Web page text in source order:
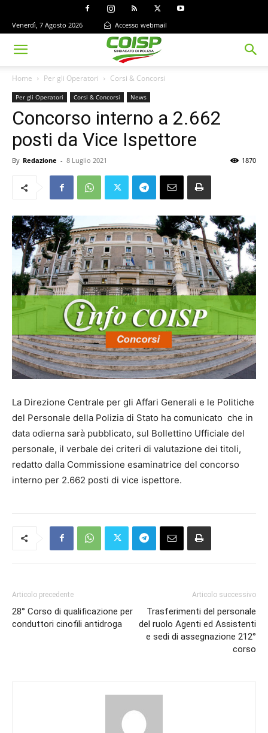
Venerdì, 7 Agosto 2026 Accesso webmail
Home Per gli Operatori Corsi & Concorsi
Per gli Operatori Corsi & Concorsi News
Concorso interno a 2.662
posti da Vice Ispettore
By Redazione - 8 Luglio 2021 1870
La Direzione Centrale per gli Affari Generali e le Politiche
del Personale della Polizia di Stato ha comunicato che in
data odierna sarà pubblicato, sul Bollettino Ufficiale del
personale, il verbale dei criteri di valutazione dei titoli,
redatto dalla Commissione esaminatrice del concorso
interno per 2.662 posti di vice ispettore.
Articolo precedente
28° Corso di qualificazione per
conduttori cinofili antidroga
Articolo successivo
Trasferimenti del personale
del ruolo Agenti ed Assistenti
e sedi di assegnazione 212°
corso